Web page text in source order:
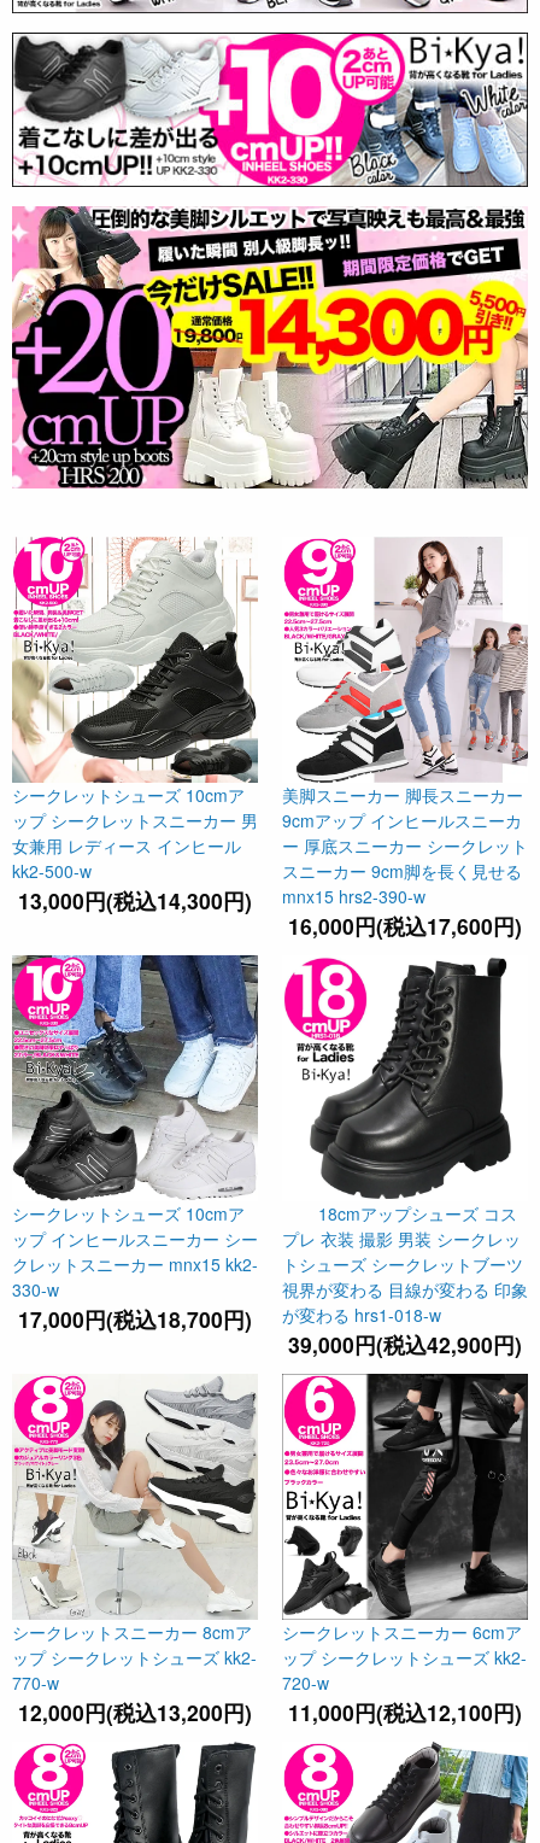
シークレットシューズ 10cmア
ップ シークレットスニーカー 男
女兼用 レディース インヒール
kk2-500-w
13,000円(税込14,300円)
美脚スニーカー 脚長スニーカー
9cmアップ インヒールスニーカ
ー 厚底スニーカー シークレット
スニーカー 9cm脚を長く見せる
mnx15 hrs2-390-w
16,000円(税込17,600円)
シークレットシューズ 10cmア
ップ インヒールスニーカー シー
クレットスニーカー mnx15 kk2-
330-w
17,000円(税込18,700円)
18cmアップシューズ コス
プレ 衣装 撮影 男装 シークレッ
トシューズ シークレットブーツ
視界が変わる 目線が変わる 印象
が変わる hrs1-018-w
39,000円(税込42,900円)
シークレットスニーカー 8cmア
ップ シークレットシューズ kk2-
770-w
12,000円(税込13,200円)
シークレットスニーカー 6cmア
ップ シークレットシューズ kk2-
720-w
11,000円(税込12,100円)